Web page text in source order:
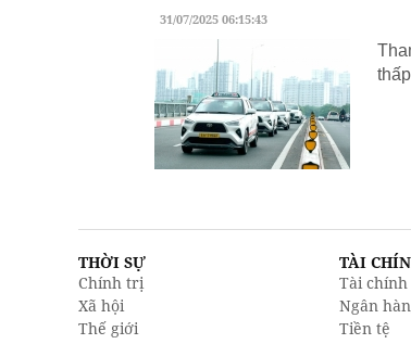
31/07/2025 06:15:43
THỜI SỰ
Chính trị
Xã hội
Thế giới
TÀI
Tài chính
Ngân
Tiền tệ